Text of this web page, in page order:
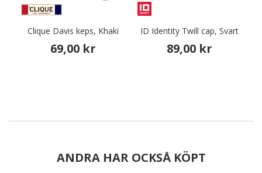
Clique Davis keps, Khaki
69,00 kr
ID Identity Twill cap, Svart
89,00 kr
ANDRA HAR OCKSÅ KÖPT